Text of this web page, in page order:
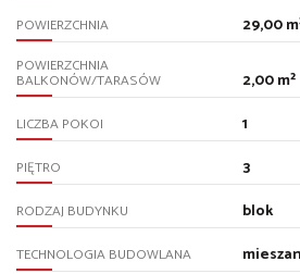
POWIERZCHNIA 29,00
POWIERZCHNIA
BALKONÓW/TARASÓW 2,00 m²
LICZBA POKOI 1
PIĘTRO 3
RODZAJ BUDYNKU blok
TECHNOLOGIA BUDOWLANA